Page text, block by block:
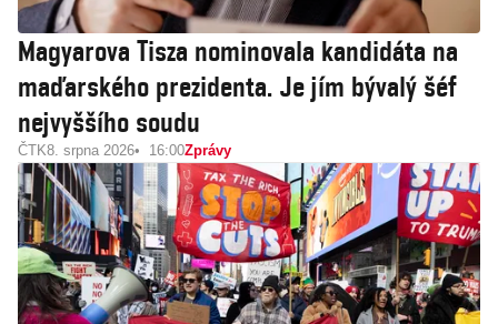
Magyarova Tisza nominovala kandidáta na
maďarského prezidenta. Je jím bývalý šéf
nejvyššího soudu
ČTK8. srpna 2026 16:00Zprávy